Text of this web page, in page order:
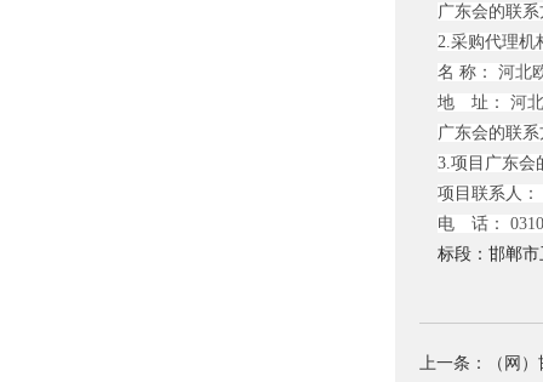
广东会的联
2.采购代理机
名 称：
河北
地 址：
河
广东会的联
3.项目广东会
项目联系人：
电 话：
标段：邯郸
上一条：（网